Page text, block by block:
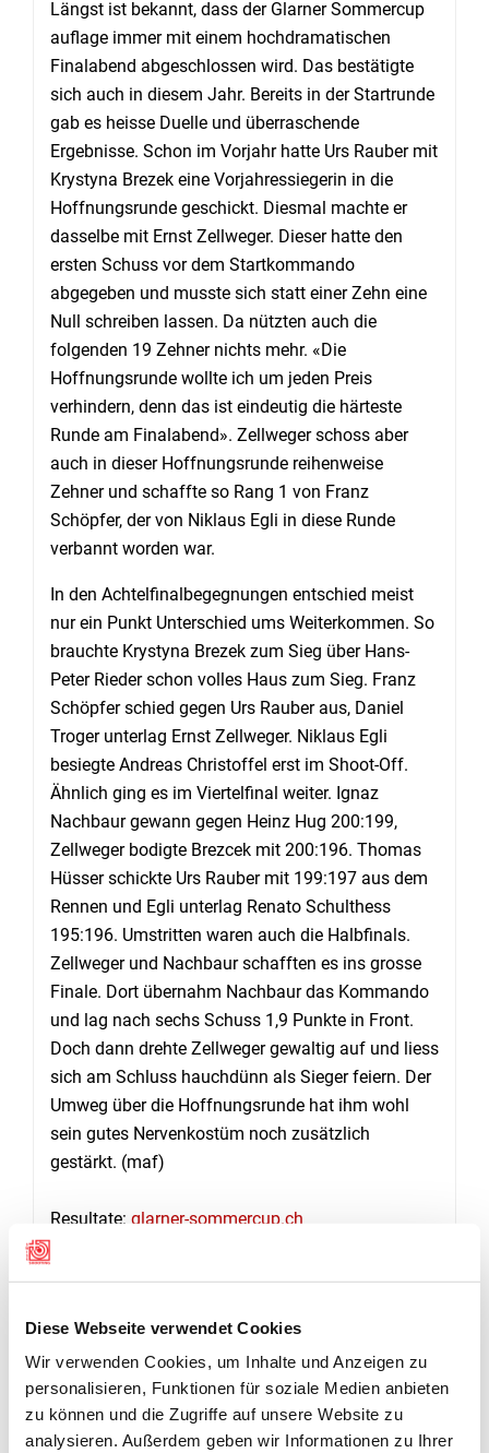
Diese Webseite verwendet Cookies
Wir verwenden Cookies, um Inhalte und Anzeigen zu
personalisieren, Funktionen für soziale Medien anbieten
zu können und die Zugriffe auf unsere Website zu
analysieren. Außerdem geben wir Informationen zu Ihrer
Längst ist bekannt, dass der Glarner Sommercup
auflage immer mit einem hochdramatischen
Finalabend abgeschlossen wird. Das bestätigte
sich auch in diesem Jahr. Bereits in der Startrunde
gab es heisse Duelle und überraschende
Ergebnisse. Schon im Vorjahr hatte Urs Rauber mit
Krystyna Brezek eine Vorjahressiegerin in die
Hoffnungsrunde geschickt. Diesmal machte er
dasselbe mit Ernst Zellweger. Dieser hatte den
ersten Schuss vor dem Startkommando
abgegeben und musste sich statt einer Zehn eine
Null schreiben lassen. Da nützten auch die
folgenden 19 Zehner nichts mehr. «Die
Hoffnungsrunde wollte ich um jeden Preis
verhindern, denn das ist eindeutig die härteste
Runde am Finalabend». Zellweger schoss aber
auch in dieser Hoffnungsrunde reihenweise
Zehner und schaffte so Rang 1 von Franz
Schöpfer, der von Niklaus Egli in diese Runde
verbannt worden war.
In den Achtelfinalbegegnungen entschied meist
nur ein Punkt Unterschied ums Weiterkommen. So
brauchte Krystyna Brezek zum Sieg über Hans-
Peter Rieder schon volles Haus zum Sieg. Franz
Schöpfer schied gegen Urs Rauber aus, Daniel
Troger unterlag Ernst Zellweger. Niklaus Egli
besiegte Andreas Christoffel erst im Shoot-Off.
Ähnlich ging es im Viertelfinal weiter. Ignaz
Nachbaur gewann gegen Heinz Hug 200:199,
Zellweger bodigte Brezcek mit 200:196. Thomas
Hüsser schickte Urs Rauber mit 199:197 aus dem
Rennen und Egli unterlag Renato Schulthess
195:196. Umstritten waren auch die Halbfinals.
Zellweger und Nachbaur schafften es ins grosse
Finale. Dort übernahm Nachbaur das Kommando
und lag nach sechs Schuss 1,9 Punkte in Front.
Doch dann drehte Zellweger gewaltig auf und liess
sich am Schluss hauchdünn als Sieger feiern. Der
Umweg über die Hoffnungsrunde hat ihm wohl
sein gutes Nervenkostüm noch zusätzlich
gestärkt. (maf)
Resultate: glarner-sommercup.ch